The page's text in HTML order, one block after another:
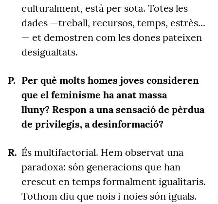
culturalment, està per sota. Totes les
dades —treball, recursos, temps, estrès...
— et demostren com les dones pateixen
desigualtats.
Per què molts homes joves consideren
que el feminisme ha anat massa
lluny? Respon a una sensació de pèrdua
de privilegis, a desinformació?
És multifactorial. Hem observat una
paradoxa: són generacions que han
crescut en temps formalment igualitaris.
Tothom diu que nois i noies són iguals.